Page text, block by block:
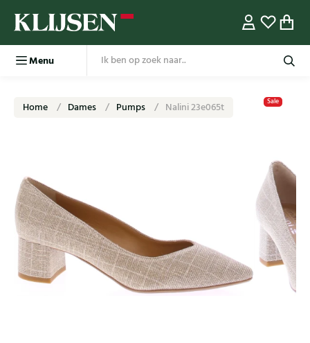
Menu
Home Dames Pumps Nalini 23e065t Sale